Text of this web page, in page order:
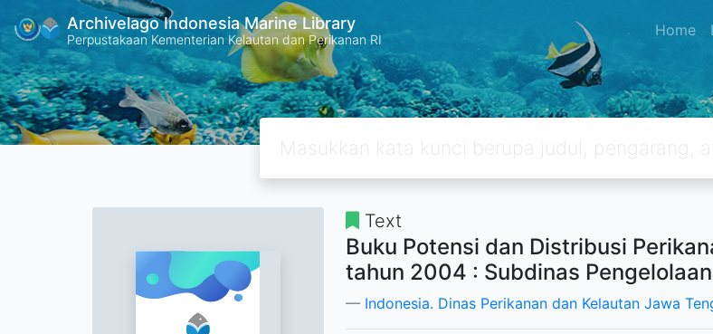
Archivelago Indonesia Marine Library
Perpustakaan Kementerian Kelautan dan Perikanan RI Home
Text
Buku Potensi dan Distribusi
tahun 2004 : Subdinas
Indonesia. Dinas Perikanan dan Kelautan Jawa